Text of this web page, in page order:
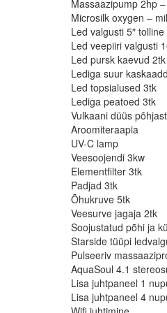
Massaazipump 2hp
Microsilk oxygen –
Led valgusti 5″ tolline
Led veepiiri valgusti
Led pursk kaevud 2tk
Lediga suur
Led topsialused 3tk
Lediga peatoed 3tk
Vulkaani düüs põhjast
Aroomiteraapia
UV-C lamp
Veesoojendi 3kw
Elementfilter 3tk
Padjad 3tk
Õhukruve 5tk
Veesurve jagaja 2tk
Soojustatud põhi ja
Starside tüüpi
Pulseeriv
AquaSoul 4.1
Lisa juhtpaneel 1
Lisa juhtpaneel 4